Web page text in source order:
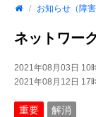
お知らせ（障害
ネットワー
2021年08月03日 10
2021年08月12日 17
重要 解消